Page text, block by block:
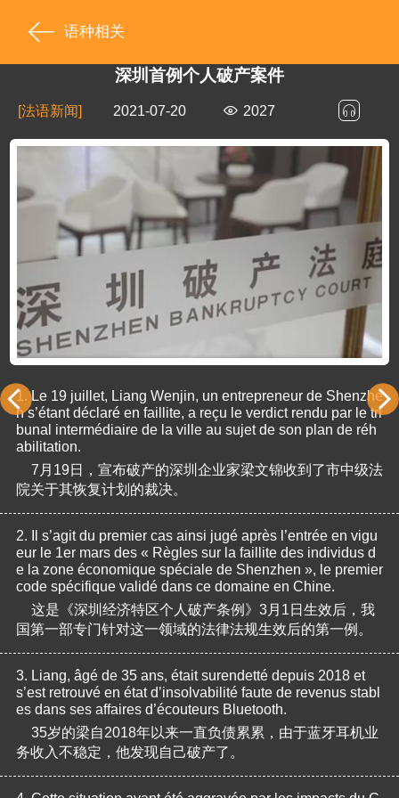
语种相关
深圳首例个人破产案件
[法语新闻] 2021-07-20 2027
1. Le 19 juillet, Liang Wenjin, un entrepreneur de Shenzhe
n s’étant déclaré en faillite, a reçu le verdict rendu par le tri
bunal intermédiaire de la ville au sujet de son plan de réh
abilitation.
7月19日，宣布破产的深圳企业家梁文锦收到了市中级法
院关于其恢复计划的裁决。
2. Il s’agit du premier cas ainsi jugé après l’entrée en vigu
eur le 1er mars des « Règles sur la faillite des individus d
e la zone économique spéciale de Shenzhen », le premier
code spécifique validé dans ce domaine en Chine.
这是《深圳经济特区个人破产条例》3月1日生效后，我
国第一部专门针对这一领域的法律法规生效后的第一例。
3. Liang, âgé de 35 ans, était surendetté depuis 2018 et
s’est retrouvé en état d’insolvabilité faute de revenus stabl
es dans ses affaires d’écouteurs Bluetooth.
35岁的梁自2018年以来一直负债累累，由于蓝牙耳机业
务收入不稳定，他发现自己破产了。